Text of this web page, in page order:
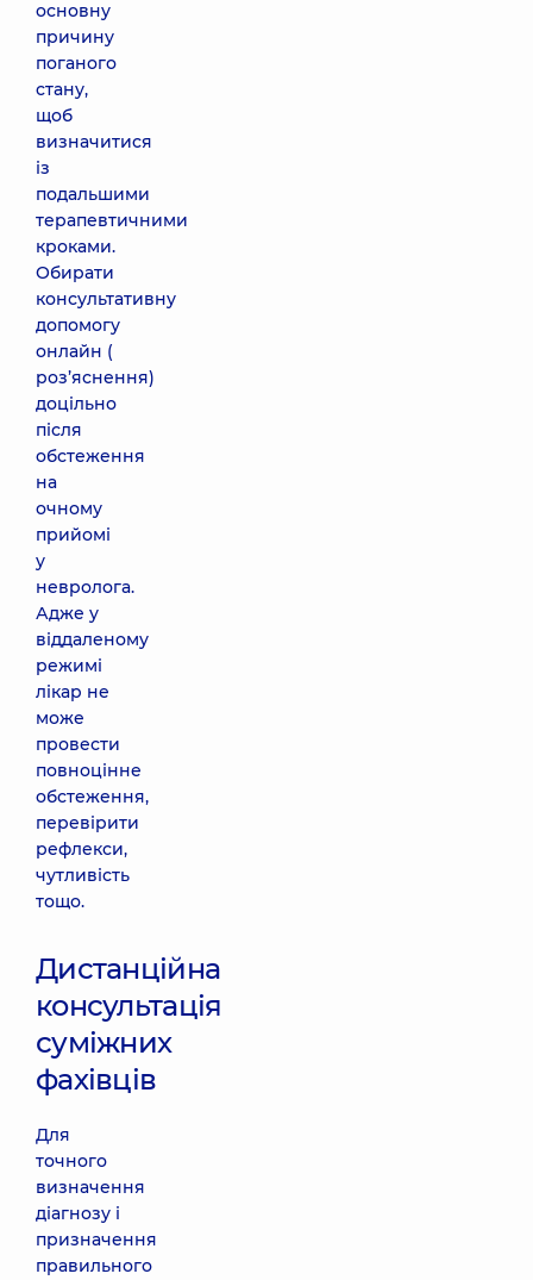
основну
причину
поганого
стану,
щоб
визначитися
із
подальшими
терапевтичними
кроками.
Обирати
консультативну
допомогу
онлайн (
роз’яснення)
доцільно
після
обстеження
на
очному
прийомі
у
невролога.
Адже у
віддаленому
режимі
лікар не
може
провести
повноцінне
обстеження,
перевірити
рефлекси,
чутливість
тощо.
Дистанційна
консультація
суміжних
фахівців
Для
точного
визначення
діагнозу і
призначення
правильного